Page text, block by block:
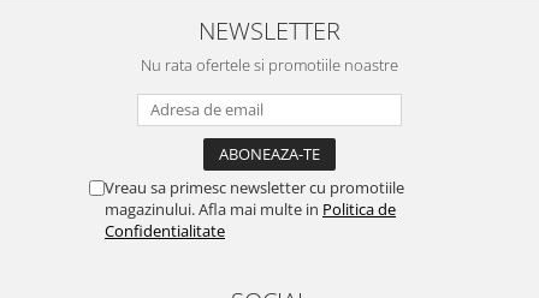
NEWSLETTER
Nu rata ofertele si promotiile noastre
Vreau sa primesc newsletter cu promotiile
magazinului. Afla mai multe in Politica de
Confidentialitate